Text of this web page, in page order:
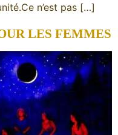
n’est pas […]
LES FEMMES